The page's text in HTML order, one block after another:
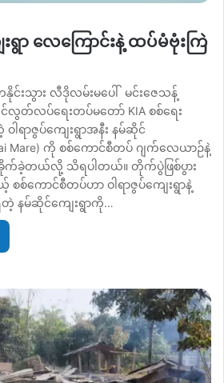
းရွာ လေကြောင်းနဲ့ ထပ်မံဗုံးကြဲ
င်းသွား လီဒိုလမ်းမပေါ် မင်းဇေသန့်
လွတ်လပ်ရေးတပ်မတော် KIA စစ်ရေး
ဝါရာဇွပ်ကျေးရွာအနီး နမ်ဆိုင်
Mare) ကို စစ်ကောင်စီတပ် ဂျက်လေယာဉ်နဲ့
က်ခဲ့တယ်လို့ သိရပါတယ်။ တိုက်ပွဲဖြစ်ပွား
စစ်ကောင်စီတပ်ဟာ ဝါရာဇွပ်ကျေးရွာနဲ့
မ်ဆိုင်ကျေးရွာကို…